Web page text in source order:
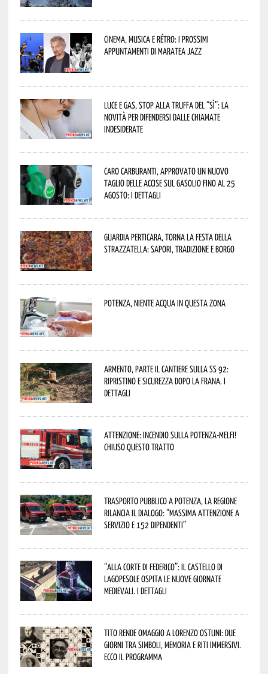
Cinema, musica e rétro: i prossimi
appuntamenti di Maratea Jazz
Luce e gas, stop alla truffa del “Sì”: la
novità per difendersi dalle chiamate
indesiderate
Caro carburanti, approvato un nuovo
taglio delle accise sul gasolio fino al 25
agosto: i dettagli
Guardia Perticara, torna la Festa della
Strazzatella: sapori, tradizione e borgo
Potenza, niente acqua in questa zona
Armento, parte il cantiere sulla SS 92:
ripristino e sicurezza dopo la frana. I
dettagli
Attenzione: incendio sulla Potenza-Melfi!
Chiuso questo tratto
Trasporto pubblico a Potenza, la Regione
rilancia il dialogo: “Massima attenzione a
servizio e 152 dipendenti”
“Alla corte di Federico”: il Castello di
Lagopesole ospita le nuove Giornate
Medievali. I dettagli
Tito rende omaggio a Lorenzo Ostuni: due
giorni tra simboli, memoria e riti immersivi.
Ecco il programma